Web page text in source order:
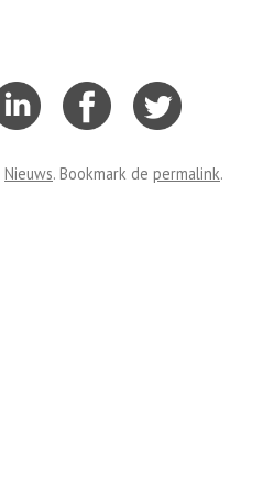
Nieuws. Bookmark de permalink.